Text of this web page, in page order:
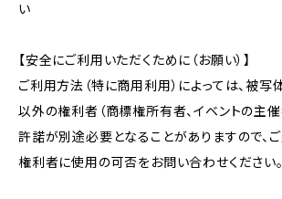
い
【安全にご利用いただくために（お願い）】
ご利用方法（特に商用利用）によっては、被写
以外の権利者（商標権所有者、イベントの主
許諾が別途必要となることがありますので、
権利者に使用の可否をお問い合わせください。